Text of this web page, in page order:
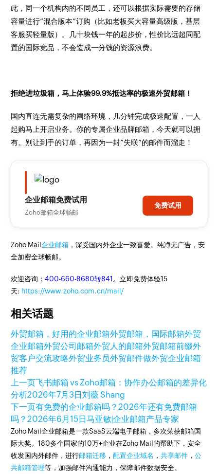
此，同一个机构内的不同员工，还可以根据实际需要的存储
容量进行“混合版本”订购（比如老板买大容量高级版，基层
客服买轻量版）。几十块钱一年的起步价，性价比远超同配
置的国际竞品，不会造成一分钱的资源浪费。
拒绝进垃圾箱，马上体验99.9%抵达率的极速外贸邮箱！
国内直连无需复杂的网络环境，几分钟完成极速配置，一人
起购马上开启业务。你的专属企业品牌邮箱，今天就可以拥
有。别让到手的订单，再因为一封“失联”的邮件而溜走！
企业邮箱免费试用
Zoho邮箱全球畅邮
免费试用
Zoho Mail企业邮箱 ，深受国内外企业一致喜爱。纯净无广告，安
全加密全球畅邮。
欢迎咨询：400-660-8680转841 。立即免费体验15
天: https://www.zoho.com.cn/mail/
相关话题
外贸邮箱，好用的企业邮箱外贸邮箱，国际邮箱外贸
企业邮箱外贸公司邮箱外贸人的邮箱外贸邮箱前缀外
贸客户交流攻略外贸业务员外贸邮件做外贸企业邮箱
推荐
上一页飞书邮箱 vs Zoho邮箱：协作办公邮箱的差异化
分析2026年7月3日刘薇 Shang
下一页有免费的企业邮箱吗？2026年还有免费邮箱
吗？2026年6月15日马亚敏|企业邮箱产品专家
Zoho Mail企业邮箱是一款SaaS云端电子邮箱，多次荣获邮箱国
际大奖。180多个国家的10万+企业在Zoho Mail的帮助下，安全
收发国内外邮件，进行邮箱迁移 ，配置企业域名 ，共享邮件 ，公
共邮箱管理等，加强邮件沟通能力，保障邮件数据安全。